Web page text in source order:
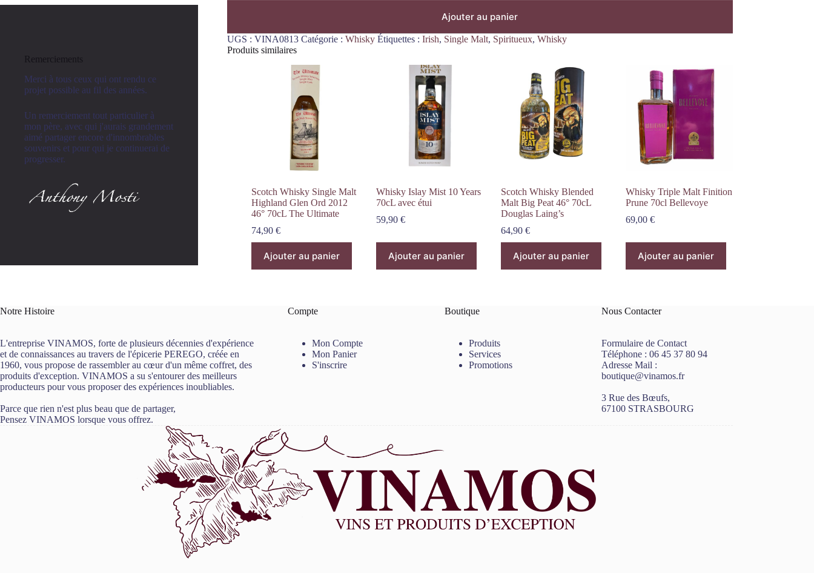
Ajouter au panier
UGS : VINA0813 Catégorie : Whisky Étiquettes : Irish, Single Malt, Spiritueux, Whisky
Produits similaires
Scotch Whisky Single Malt
Highland Glen Ord 2012
46° 70cL The Ultimate
74,90 €
Ajouter au panier
Whisky Islay Mist 10 Years
70cL avec étui
59,90€
Ajouter au panier
Scotch Whisky Blended
Malt Big Peat 46° 70cL
Douglas Laing’s
64,90€
Ajouter au panier
Whisky Triple Malt Finition
Prune 70cl Bellevoye
69,00€
Ajouter au panier
Remerciements
Merci à tous ceux qui ont rendu ce
projet possible au fil des années.
Un remerciement tout particulier à
mon père, avec qui j'aurais grandement
aimé partager encore d'innombrables
souvenirs et pour qui je continuerai de
progresser.
Notre Histoire
L'entreprise VINAMOS, forte de plusieurs décennies d'expérience
et de connaissances au travers de l'épicerie PEREGO, créée en
1960, vous propose de rassembler au cœur d'un même coffret, des
produits d'exception. VINAMOS a su s'entourer des meilleurs
producteurs pour vous proposer des expériences inoubliables.
Parce que rien n'est plus beau que de partager,
Pensez VINAMOS lorsque vous offrez.
Compte
Mon Compte
Mon Panier
S'inscrire
Boutique
Produits
Services
Promotions
Nous Contacter
Formulaire de Contact
Téléphone :06 45 37 80 94
Adresse Mail :
boutique@vinamos.fr
3 Rue des Bœufs,
67100 STRASBOURG